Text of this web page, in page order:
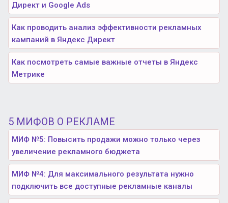
Директ и Google Ads
Как проводить анализ эффективности рекламных
кампаний в Яндекс Директ
Как посмотреть самые важные отчеты в Яндекс
Метрике
5 МИФОВ О РЕКЛАМЕ
МИФ №5: Повысить продажи можно только через
увеличение рекламного бюджета
МИФ №4: Для максимального результата нужно
подключить все доступные рекламные каналы